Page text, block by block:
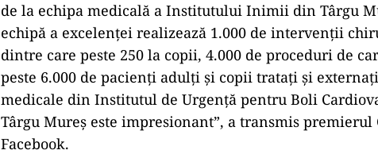
de la echipa medicală a Institutului Inimii din Târgu
echipă a excelenţei realizează 1.000 de intervenţii
dintre care peste 250 la copii, 4.000 de proceduri de
peste 6.000 de pacienţi adulţi şi copii trataţi şi
medicale din Institutul de Urgenţă pentru Boli
Târgu Mureş este impresionant”, a transmis premierul
Facebook.